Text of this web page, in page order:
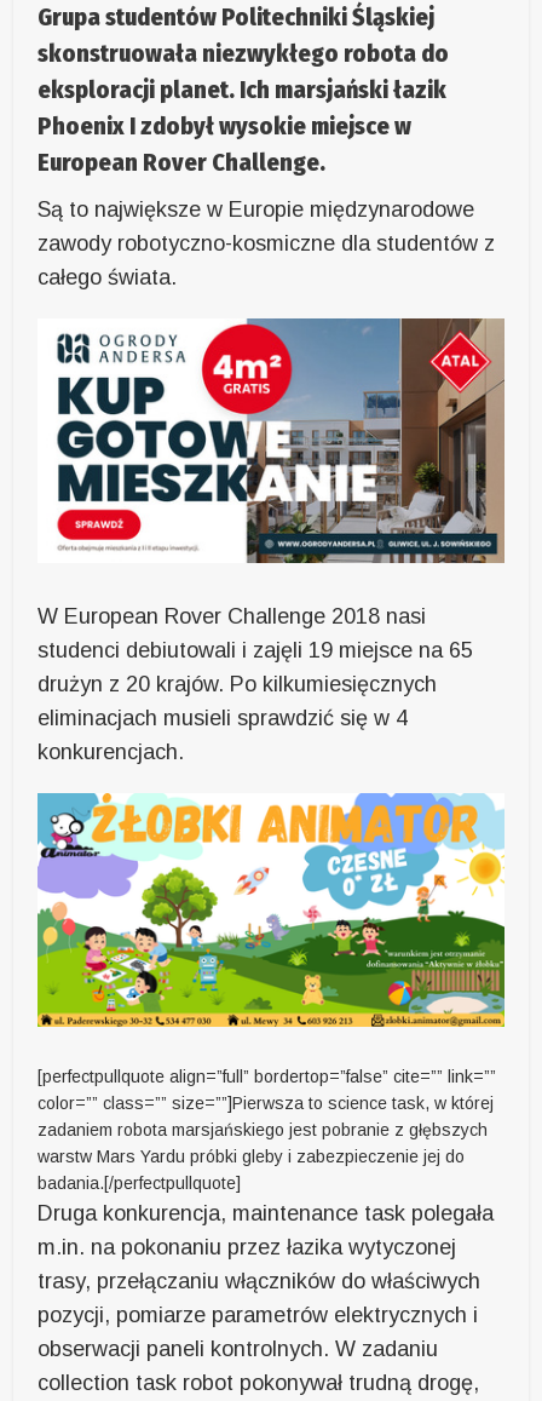
Grupa studentów Politechniki Śląskiej
skonstruowała niezwykłego robota do
eksploracji planet. Ich marsjański łazik
Phoenix I zdobył wysokie miejsce w
European Rover Challenge.
Są to największe w Europie międzynarodowe
zawody robotyczno-kosmiczne dla studentów z
całego świata.
W European Rover Challenge 2018 nasi
studenci debiutowali i zajęli 19 miejsce na 65
drużyn z 20 krajów. Po kilkumiesięcznych
eliminacjach musieli sprawdzić się w 4
konkurencjach.
[perfectpullquote align=”full” bordertop=”false” cite=”” link=””
color=”” class=”” size=””]Pierwsza to science task, w której
zadaniem robota marsjańskiego jest pobranie z głębszych
warstw Mars Yardu próbki gleby i zabezpieczenie jej do
badania.[/perfectpullquote]
Druga konkurencja, maintenance task polegała
m.in. na pokonaniu przez łazika wytyczonej
trasy, przełączaniu włączników do właściwych
pozycji, pomiarze parametrów elektrycznych i
obserwacji paneli kontrolnych. W zadaniu
collection task robot pokonywał trudną drogę,